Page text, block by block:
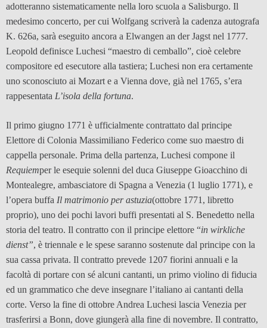
adotteranno sistematicamente nella loro scuola a Salisburgo. Il
medesimo concerto, per cui Wolfgang scriverà la cadenza autografa
K. 626a, sarà eseguito ancora a Elwangen an der Jagst nel 1777.
Leopold definisce Luchesi “maestro di cemballo”, cioè celebre
compositore ed esecutore alla tastiera; Luchesi non era certamente
uno sconosciuto ai Mozart e a Vienna dove, già nel 1765, s’era
rappesentata L’isola della fortuna.
Il primo giugno 1771 è ufficialmente contrattato dal principe
Elettore di Colonia Massimiliano Federico come suo maestro di
cappella personale. Prima della partenza, Luchesi compone il
Requiemper le esequie solenni del duca Giuseppe Gioacchino di
Montealegre, ambasciatore di Spagna a Venezia (1 luglio 1771), e
l’opera buffa Il matrimonio per astuzia(ottobre 1771, libretto
proprio), uno dei pochi lavori buffi presentati al S. Benedetto nella
storia del teatro. Il contratto con il principe elettore “in wirkliche
dienst”, è triennale e le spese saranno sostenute dal principe con la
sua cassa privata. Il contratto prevede 1207 fiorini annuali e la
facoltà di portare con sé alcuni cantanti, un primo violino di fiducia
ed un grammatico che deve insegnare l’italiano ai cantanti della
corte. Verso la fine di ottobre Andrea Luchesi lascia Venezia per
trasferirsi a Bonn, dove giungerà alla fine di novembre. Il contratto,